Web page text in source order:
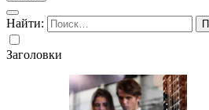
Найти:
Заголовки